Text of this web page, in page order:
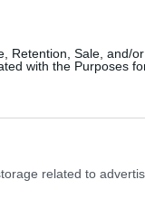
Retention, Sale, and/
with the Purposes
related to
2020 la Serie C,
quasi il triplo.
tesserati,
il flop delle proprietà